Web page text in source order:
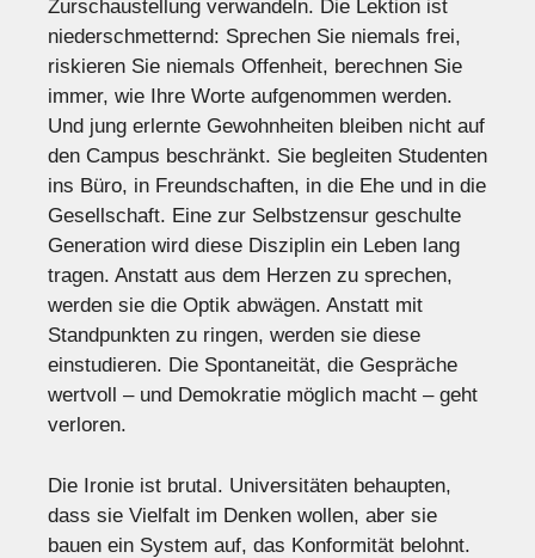
Zurschaustellung verwandeln. Die Lektion ist
niederschmetternd: Sprechen Sie niemals frei,
riskieren Sie niemals Offenheit, berechnen Sie
immer, wie Ihre Worte aufgenommen werden.
Und jung erlernte Gewohnheiten bleiben nicht auf
den Campus beschränkt. Sie begleiten Studenten
ins Büro, in Freundschaften, in die Ehe und in die
Gesellschaft. Eine zur Selbstzensur geschulte
Generation wird diese Disziplin ein Leben lang
tragen. Anstatt aus dem Herzen zu sprechen,
werden sie die Optik abwägen. Anstatt mit
Standpunkten zu ringen, werden sie diese
einstudieren. Die Spontaneität, die Gespräche
wertvoll – und Demokratie möglich macht – geht
verloren.
Die Ironie ist brutal. Universitäten behaupten,
dass sie Vielfalt im Denken wollen, aber sie
bauen ein System auf, das Konformität belohnt.